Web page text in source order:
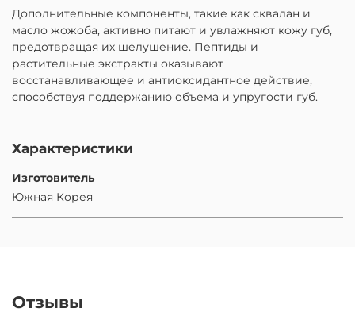
Дополнительные компоненты, такие как сквалан и
масло жожоба, активно питают и увлажняют кожу губ,
предотвращая их шелушение. Пептиды и
растительные экстракты оказывают
восстанавливающее и антиоксидантное действие,
способствуя поддержанию объема и упругости губ.
Характеристики
Изготовитель
Южная Корея
Отзывы